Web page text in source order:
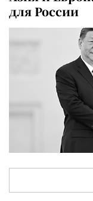
для России